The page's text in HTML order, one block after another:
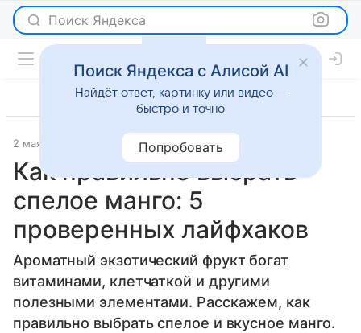
Поиск Яндекса
2 мая 2024
Как правильно выбрать
спелое манго: 5
проверенных лайфхаков
Ароматный экзотический фрукт богат
витаминами, клетчаткой и другими
полезными элементами. Расскажем, как
правильно выбрать спелое и вкусное манго.
Поиск Яндекса с Алисой AI
Найдёт ответ, картинку или видео —
быстро и точно
Попробовать